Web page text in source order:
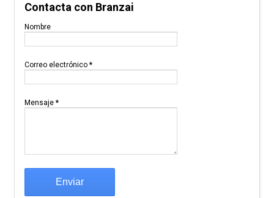
Contacta con Branzai
Nombre
Correo electrónico *
Mensaje *